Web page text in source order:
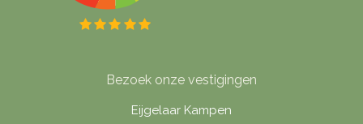
Bezoek onze vestigingen
Eijgelaar Kampen